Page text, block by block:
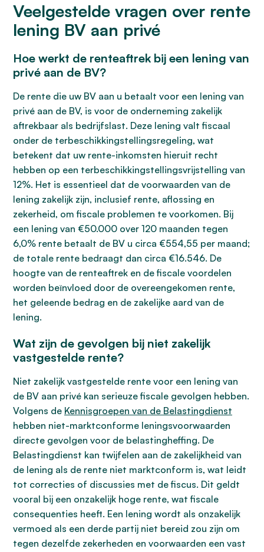
Veelgestelde vragen over rente
lening BV aan privé
Hoe werkt de renteaftrek bij een lening van
privé aan de BV?
De rente die uw BV aan u betaalt voor een lening van
privé aan de BV, is voor de onderneming zakelijk
aftrekbaar als bedrijfslast. Deze lening valt fiscaal
onder de terbeschikkingstellingsregeling, wat
betekent dat uw rente-inkomsten hieruit recht
hebben op een terbeschikkingstellingsvrijstelling van
12%. Het is essentieel dat de voorwaarden van de
lening zakelijk zijn, inclusief rente, aflossing en
zekerheid, om fiscale problemen te voorkomen. Bij
een lening van €50.000 over 120 maanden tegen
6,0% rente betaalt de BV u circa €554,55 per maand;
de totale rente bedraagt dan circa €16.546. De
hoogte van de renteaftrek en de fiscale voordelen
worden beïnvloed door de overeengekomen rente,
het geleende bedrag en de zakelijke aard van de
lening.
Wat zijn de gevolgen bij niet zakelijk
vastgestelde rente?
Niet zakelijk vastgestelde rente voor een lening van
de BV aan privé kan serieuze fiscale gevolgen hebben.
Volgens de Kennisgroepen van de Belastingdienst
hebben niet-marktconforme leningsvoorwaarden
directe gevolgen voor de belastingheffing. De
Belastingdienst kan twijfelen aan de zakelijkheid van
de lening als de rente niet marktconform is, wat leidt
tot correcties of discussies met de fiscus. Dit geldt
vooral bij een onzakelijk hoge rente, wat fiscale
consequenties heeft. Een lening wordt als onzakelijk
vermoed als een derde partij niet bereid zou zijn om
tegen dezelfde zekerheden en voorwaarden een vast